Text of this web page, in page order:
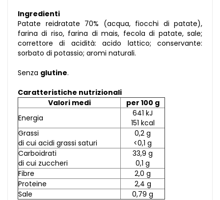
Ingredienti
Patate reidratate 70% (acqua, fiocchi di patate),
farina di riso, farina di mais, fecola di patate, sale;
correttore di acidità: acido lattico; conservante:
sorbato di potassio; aromi naturali.
Senza glutine.
Caratteristiche nutrizionali
Valori medi
per 100 g
Energia
641 kJ
151 kcal
Grassi
di cui acidi grassi saturi
0,2 g
<0,1 g
Carboidrati
di cui zuccheri
33,9 g
0,1 g
Fibre
2,0 g
Proteine
2,4 g
Sale
0,79 g